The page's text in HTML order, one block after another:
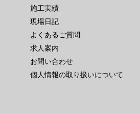
施工実績
現場日記
よくあるご質問
求人案内
お問い合わせ
個人情報の取り扱いについて